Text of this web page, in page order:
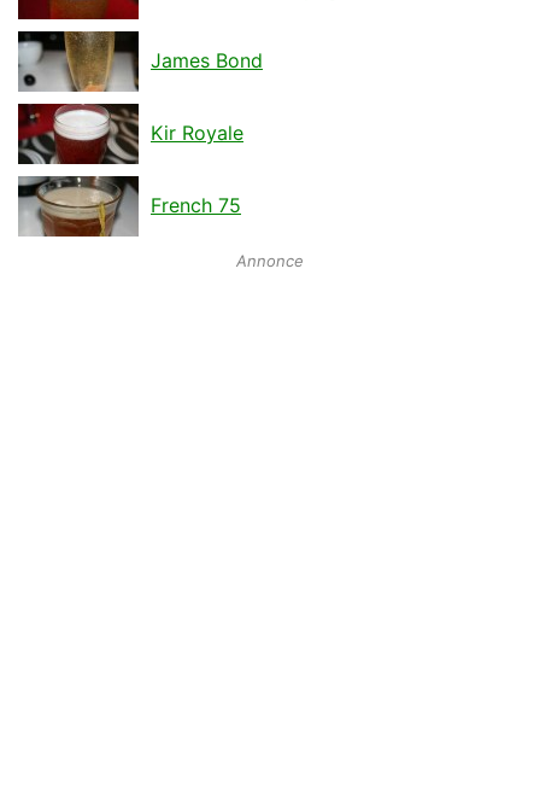
James Bond
Kir Royale
French 75
Annonce